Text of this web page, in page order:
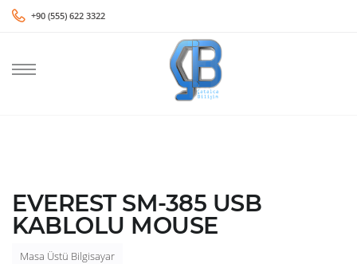
+90 (555) 622 3322
EVEREST SM-385 USB
KABLOLU MOUSE
Masa Üstü Bilgisayar